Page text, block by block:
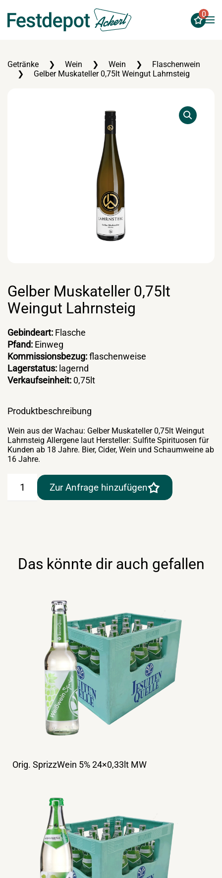
Zum Hauptinhalt springen
0
Getränke Wein Wein
Flaschenwein
Gelber Muskateller 0,75lt Weingut Lahrnsteig
Gelber Muskateller 0,75lt
Weingut Lahrnsteig
Gebindeart: Flasche
Pfand: Einweg
Kommissionsbezug:flaschenweise
Lagerstatus: lagernd
Verkaufseinheit: 0,75lt
Produktbeschreibung
Wein aus der Wachau: Gelber Muskateller 0,75lt Weingut
Lahrnsteig Allergene laut Hersteller: Sulfite Spirituosen für
Kunden ab 18 Jahre. Bier, Cider, Wein und Schaumweine ab
16 Jahre.
Muskateller
Zur Anfrage hinzufügen
Das könnte dir auch gefallen
Orig. SprizzWein 5% 24×0,33lt MW